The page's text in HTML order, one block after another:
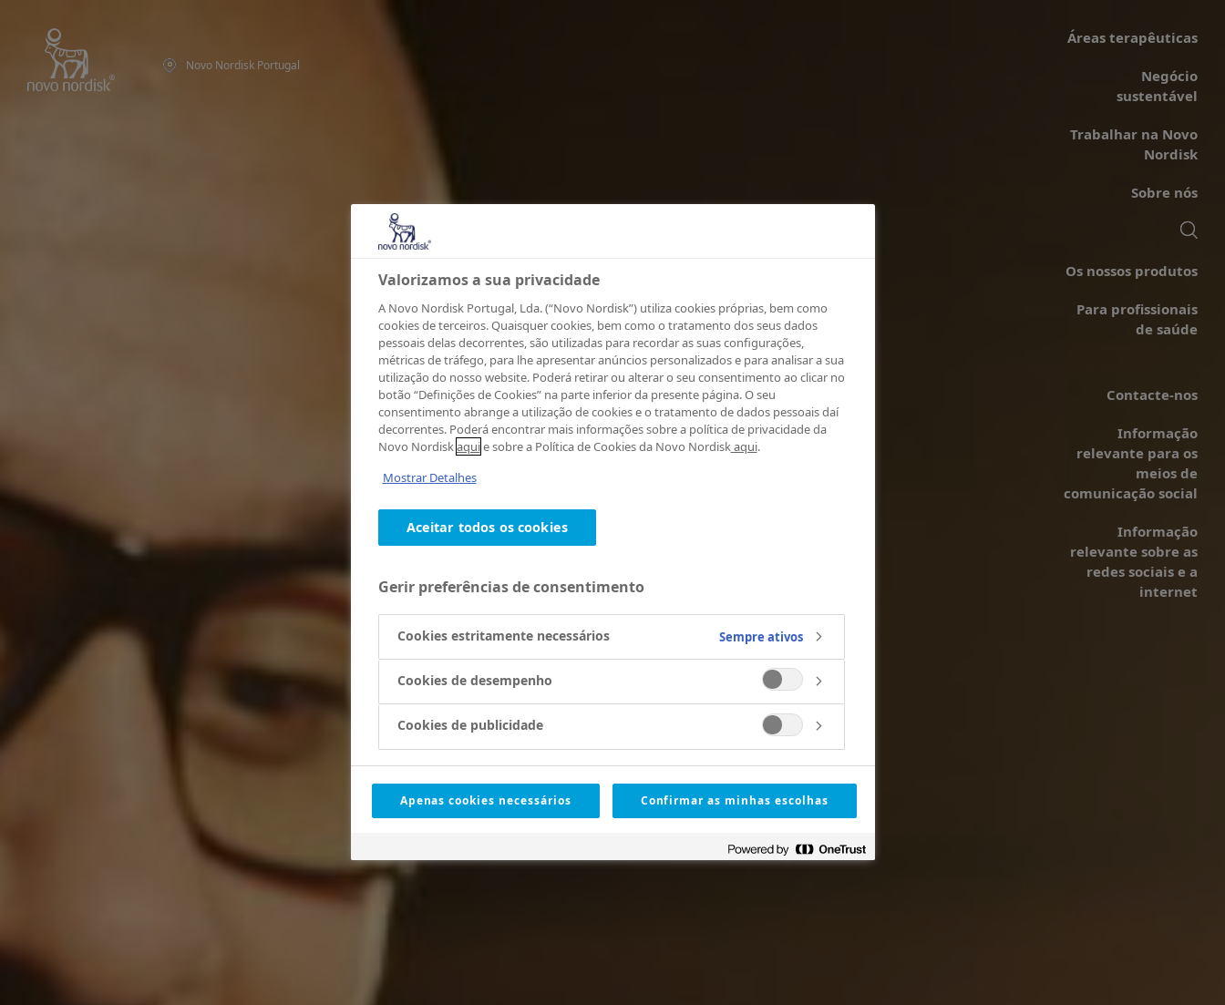
Novo Nordisk Portugal
Áreas terapêuticas
Negócio
sustentável
Trabalhar na Novo
Nordisk
Sobre nós
Os nossos produtos
Para profissionais
de saúde
Contacte-nos
Informação
relevante para os
meios de
comunicação social
Informação
relevante sobre as
redes sociais e a
internet
Valorizamos a sua privacidade
A Novo Nordisk Portugal, Lda. (“Novo Nordisk”) utiliza cookies próprias, bem como
cookies de terceiros. Quaisquer cookies, bem como o tratamento dos seus dados
pessoais delas decorrentes, são utilizadas para recordar as suas configurações,
métricas de tráfego, para lhe apresentar anúncios personalizados e para analisar a sua
utilização do nosso website. Poderá retirar ou alterar o seu consentimento ao clicar no
botão “Definições de Cookies” na parte inferior da presente página. O seu
consentimento abrange a utilização de cookies e o tratamento de dados pessoais daí
decorrentes. Poderá encontrar mais informações sobre a política de privacidade da
Novo Nordiskaquie sobre a Política de Cookies da Novo Nordiskaqui.
Mostrar Detalhes
Aceitar todos os cookies
Gerir preferências de consentimento
Cookies estritamente necessários Sempre ativos
Cookies de desempenho
Cookies de publicidade
Apenas cookies necessários Confirmar as minhas escolhas